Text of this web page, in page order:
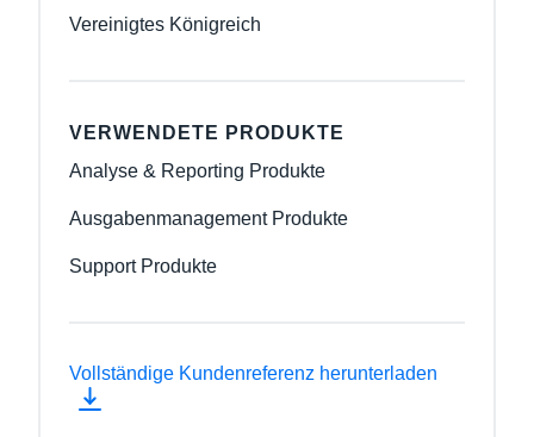
Vereinigtes Königreich
VERWENDETE PRODUKTE
Analyse & Reporting Produkte
Ausgabenmanagement Produkte
Support Produkte
Vollständige Kundenreferenz herunterladen